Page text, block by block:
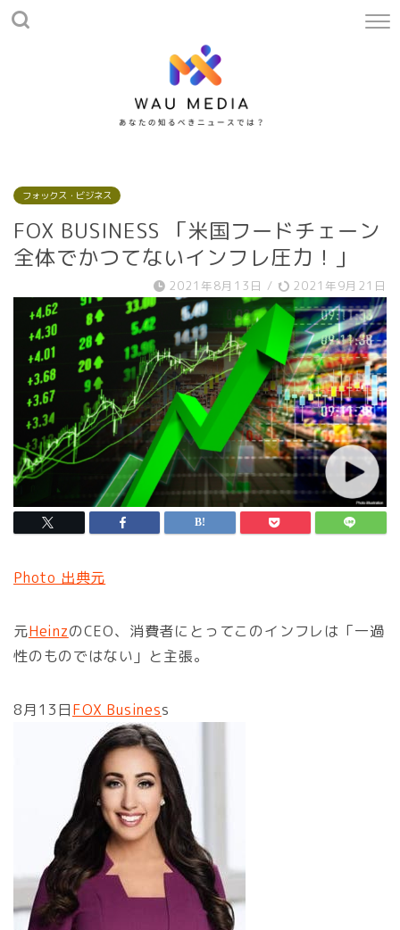
フォックス・ビジネス
FOX BUSINESS 「米国フードチェーン
全体でかつてないインフレ圧力！」
2021年8月13日 / 2021年9月21日
Photo 出典元
元HeinzのCEO、消費者にとってこのインフレは「一過
性のものではない」と主張。
8月13日FOX Business